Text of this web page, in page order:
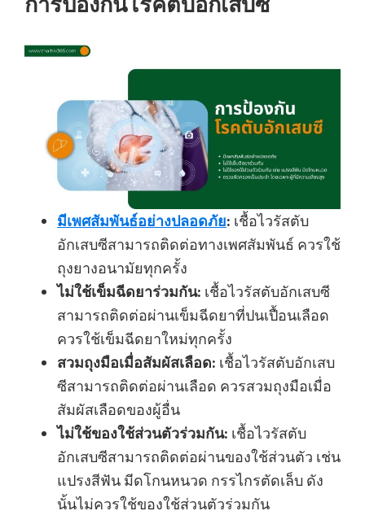
มีเพศสัมพันธ์อย่างปลอดภัย: เชื้อไวรัสตับ
อักเสบซีสามารถติดต่อทางเพศสัมพันธ์ ควรใช้
ถุงยางอนามัยทุกครั้ง
ไม่ใช้เข็มฉีดยาร่วมกัน: เชื้อไวรัสตับอักเสบซี
สามารถติดต่อผ่านเข็มฉีดยาที่ปนเปื้อนเลือด
ควรใช้เข็มฉีดยาใหม่ทุกครั้ง
สวมถุงมือเมื่อสัมผัสเลือด: เชื้อไวรัสตับอักเสบ
ซีสามารถติดต่อผ่านเลือด ควรสวมถุงมือเมื่อ
สัมผัสเลือดของผู้อื่น
ไม่ใช้ของใช้ส่วนตัวร่วมกัน: เชื้อไวรัสตับ
อักเสบซีสามารถติดต่อผ่านของใช้ส่วนตัว เช่น
แปรงสีฟัน มีดโกนหนวด กรรไกรตัดเล็บ ดัง
นั้นไม่ควรใช้ของใช้ส่วนตัวร่วมกัน